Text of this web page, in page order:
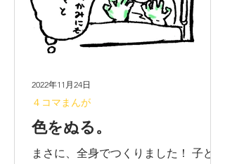
色をぬる。
まさに、全身でつくりました！ 子ども
４コマまんが
2022年11月24日